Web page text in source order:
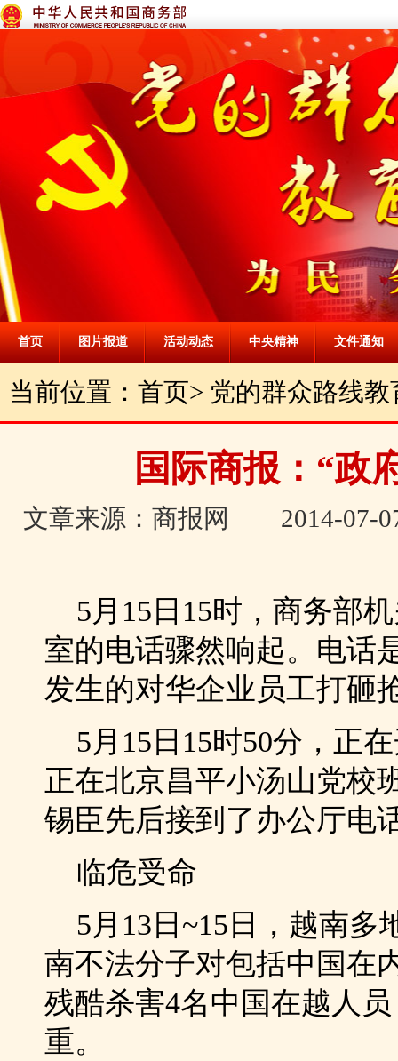
首页 图片报道 活动动态 中央精神 文件通知
当前位置： 首页> 党的群众路线
国际商报：“政
文章来源：商报网 2014-07-
5月15日15时，商务部
室的电话骤然响起。电话
发生的对华企业员工打
5月15日15时50分，正
正在北京昌平小汤山党校
锡臣先后接到了办公厅电
临危受命
5月13日~15日，越南多
南不法分子对包括中国在
残酷杀害4名中国在越人
重。